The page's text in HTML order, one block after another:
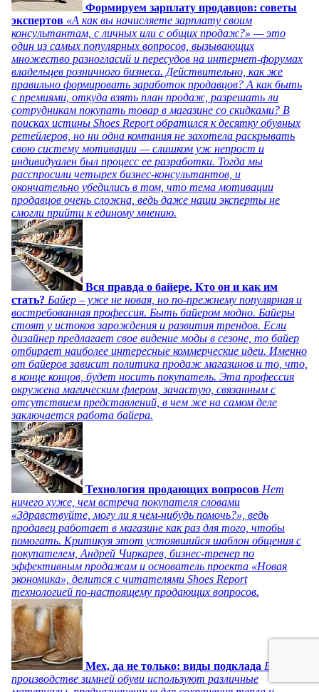
Формируем зарплату продавцов: советы
экспертов «А как вы начисляете зарплату своим
консультантам, с личных или с общих продаж?» — это
один из самых популярных вопросов, вызывающих
множество разногласий и пересудов на интернет-форумах
владельцев розничного бизнеса. Действительно, как же
правильно формировать заработок продавцов? А как быть
с премиями, откуда взять план продаж, разрешать ли
сотрудникам покупать товар в магазине со скидками? В
поисках истины Shoes Report обратился к десятку обувных
ретейлеров, но ни одна компания не захотела раскрывать
свою систему мотивации — слишком уж непрост и
индивидуален был процесс ее разработки. Тогда мы
расспросили четырех бизнес-консультантов, и
окончательно убедились в том, что тема мотивации
продавцов очень сложна, ведь даже наши эксперты не
смогли прийти к единому мнению.
Вся правда о байере. Кто он и как им
стать? Байер – уже не новая, но по-прежнему популярная и
востребованная профессия. Быть байером модно. Байеры
стоят у истоков зарождения и развития трендов. Если
дизайнер предлагает свое видение моды в сезоне, то байер
отбирает наиболее интересные коммерческие идеи. Именно
от байеров зависит политика продаж магазинов и то, что,
в конце концов, будет носить покупатель. Эта профессия
окружена магическим флером, зачастую, связанным с
отсутствием представлений, в чем же на самом деле
заключается работа байера.
Технология продающих вопросов Нет
ничего хуже, чем встреча покупателя словами
«Здравствуйте, могу ли я чем-нибудь помочь?», ведь
продавец работает в магазине как раз для того, чтобы
помогать. Критикуя этот устоявшийся шаблон общения с
покупателем, Андрей Чиркарев, бизнес-тренер по
эффективным продажам и основатель проекта «Новая
экономика», делится с читателями Shoes Report
технологией по-настоящему продающих вопросов.
Мех, да не только: виды подклада В
производстве зимней обуви используют различные